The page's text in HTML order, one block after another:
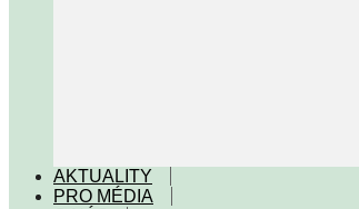
AKTUALITY
PRO MÉDIA